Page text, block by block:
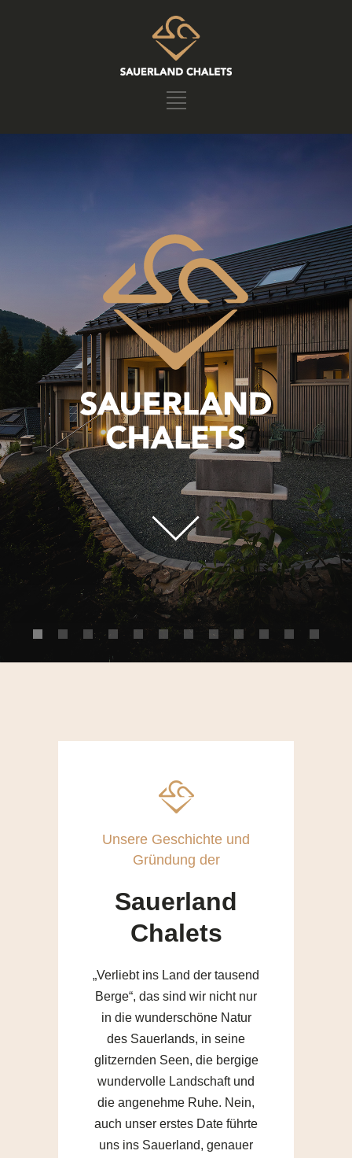
Unsere Geschichte und
Gründung der
Sauerland
Chalets
„Verliebt ins Land der tausend
Berge“, das sind wir nicht nur
in die wunderschöne Natur
des Sauerlands, in seine
glitzernden Seen, die bergige
wundervolle Landschaft und
die angenehme Ruhe. Nein,
auch unser erstes Date führte
uns ins Sauerland, genauer